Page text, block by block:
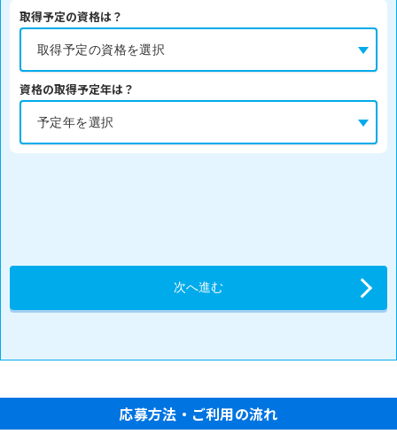
取得予定の資格は？
資格の取得予定年は？
応募方法・ご利用の流れ